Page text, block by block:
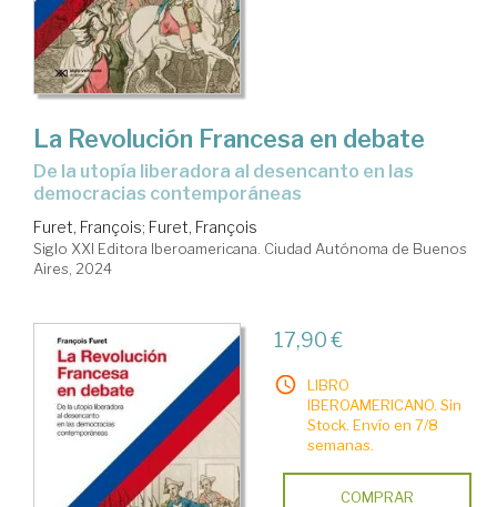
La Revolución Francesa en debate
De la utopía liberadora al desencanto en las
democracias contemporáneas
Furet, François; Furet, François
Siglo XXI Editora Iberoamericana. Ciudad Autónoma de Buenos
Aires, 2024
17,90 €
LIBRO
IBEROAMERICANO. Sin
Stock. Envío en 7/8
semanas.
COMPRAR